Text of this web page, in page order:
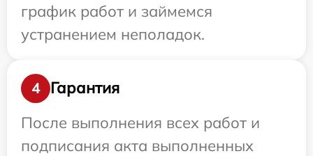
график работ и займемся
устранением неполадок.
4
Гарантия
После выполнения всех работ и
подписания акта выполненных